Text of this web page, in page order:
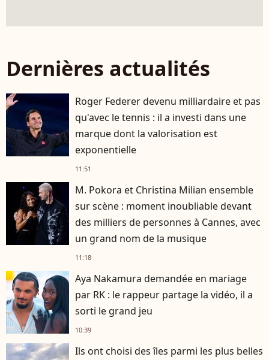
Dernières actualités
Roger Federer devenu milliardaire et pas
qu'avec le tennis : il a investi dans une
marque dont la valorisation est
exponentielle
11:51
M. Pokora et Christina Milian ensemble
sur scène : moment inoubliable devant
des milliers de personnes à Cannes, avec
un grand nom de la musique
11:18
Aya Nakamura demandée en mariage
par RK : le rappeur partage la vidéo, il a
sorti le grand jeu
10:39
Ils ont choisi des îles parmi les plus belles